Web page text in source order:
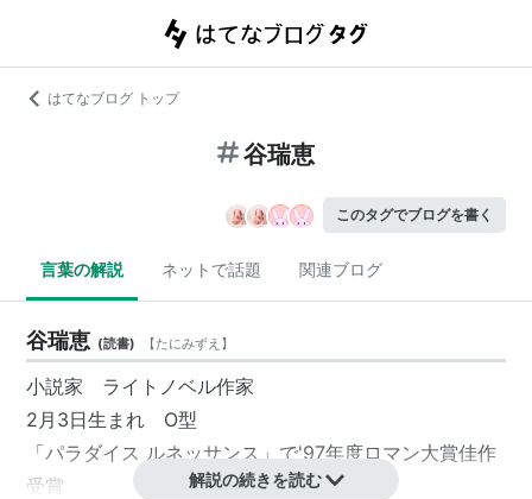
はてなブログ トップ
谷瑞恵
このタグでブログを書く
言葉の解説 ネットで話題 関連ブログ
谷瑞恵 (読書) 【たにみずえ 】
小説家 ライトノベル作家
2月3日生まれ O型
「パラダイス ルネッサンス」で'97年度ロマン大賞佳作
受賞
解説の続きを読む